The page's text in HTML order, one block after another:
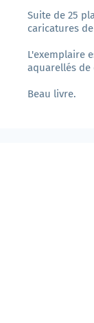
Suite de 25
caricatures
L'exemplaire
aquarellés de
Beau livre.